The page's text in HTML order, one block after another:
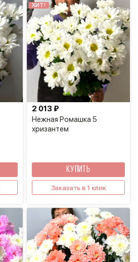
ХИТ!
Нежная Ромашка 5
хризантем
2 013 ₽
КУПИТЬ
Заказать в 1 клик